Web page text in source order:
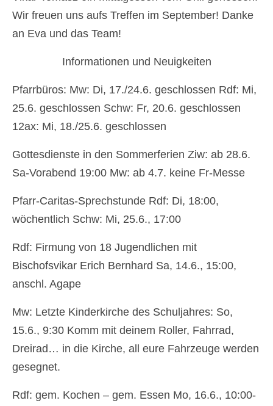
Unser Angebot
Chronik Kirche Rannersdorf
Chronik Kirche Kledering
Bilderbuch
Pfarre Schwechat
Newsfeed
Kontakt
Pfarrfriedhof
Gottesdienst
Pfarrcaritas
Firmung
Fastentücher von Max Rauch
Wir freuen uns aufs Treffen im September! Danke
an Eva und das Team!
Informationen und Neuigkeiten
Pfarrbüros: Mw: Di, 17./24.6. geschlossen Rdf: Mi,
25.6. geschlossen Schw: Fr, 20.6. geschlossen
12ax: Mi, 18./25.6. geschlossen
Gottesdienste in den Sommerferien Ziw: ab 28.6.
Sa-Vorabend 19:00 Mw: ab 4.7. keine Fr-Messe
Pfarr-Caritas-Sprechstunde Rdf: Di, 18:00,
wöchentlich Schw: Mi, 25.6., 17:00
Rdf: Firmung von 18 Jugendlichen mit
Bischofsvikar Erich Bernhard Sa, 14.6., 15:00,
anschl. Agape
Mw: Letzte Kinderkirche des Schuljahres: So,
15.6., 9:30 Komm mit deinem Roller, Fahrrad,
Dreirad… in die Kirche, all eure Fahrzeuge werden
gesegnet.
Rdf: gem. Kochen – gem. Essen Mo, 16.6., 10:00-